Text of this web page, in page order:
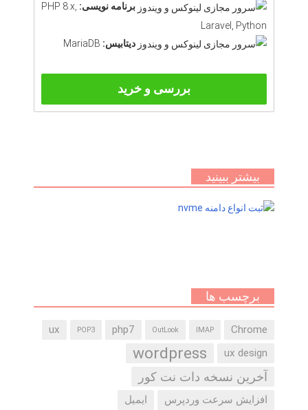
برنامه نویسی: PHP 8.x,
Laravel, Python
دیتابیس: MariaDB
بررسی و خرید
بیشتر ببینید
برچسب ها
Chrome
IMAP
OutLook
php7
POP3
ux
ux design
wordpress
آخرین نسخه دات نت کور
افزایش سرعت وردپرس ایمیل